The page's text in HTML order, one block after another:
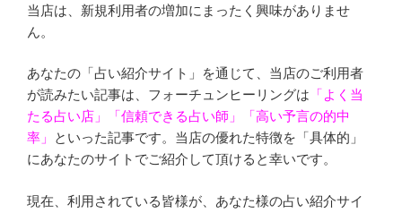
当店は、新規利用者の増加にまったく興味がありませ
ん。
あなたの「占い紹介サイト」を通じて、当店のご利用者
が読みたい記事は、フォーチュンヒーリングは 「よく当
たる占い店」「信頼できる占い師」「高い予言の的中
率」
といった記事です。当店の優れた特徴を「具体的」
にあなたのサイトでご紹介して頂けると幸いです。
現在、利用されている皆様が、あなた様の占い紹介サイ